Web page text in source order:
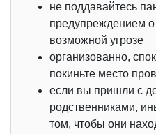
не поддавайтесь
предупреждением
возможной угрозе
организованно,
покиньте место
если вы пришли с
родственниками,
том, чтобы они